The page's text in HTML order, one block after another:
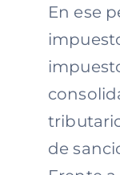
En ese
de